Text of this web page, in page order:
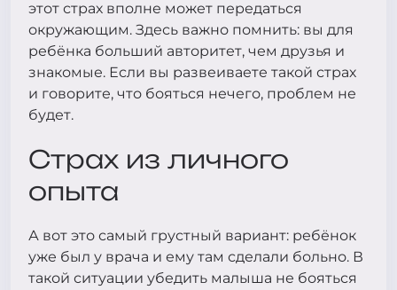
этот страх вполне может передаться
окружающим. Здесь важно помнить: вы для
ребёнка больший авторитет, чем друзья и
знакомые. Если вы развеиваете такой страх
и говорите, что бояться нечего, проблем не
будет.
Страх из личного
опыта
А вот это самый грустный вариант: ребёнок
уже был у врача и ему там сделали больно. В
такой ситуации убедить малыша не бояться